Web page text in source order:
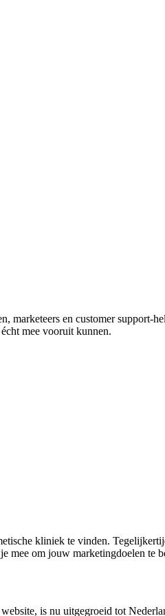
marketeers en customer
mee vooruit kunnen.
kliniek te vinden.
mee om jouw marketingdoelen te
is nu uitgegroeid tot